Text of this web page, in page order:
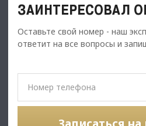
• Срок договора - длительный
С Уважением, Михаил Лунев.
ЗАИНТЕРЕСОВАЛ
Оставьте свой номер - наш
ответит на все вопросы и